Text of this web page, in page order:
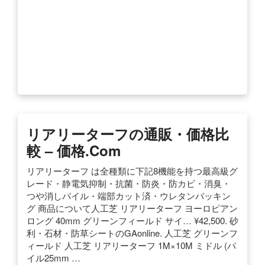
リアリーターフの通販・価格比
較 – 価格.com
リアリーターフ は全種類に下記8機能を持つ最高級グ
レード・静電気抑制・抗菌・防炎・防カビ・消臭・
つや消しパイル・端部カット済・ウレタンバッキン
グ 商品について人工芝 リアリーターフ ヨーロピアン
ロング 40mm グリーンフィールド サイ… ¥42,500. 砂
利・石材・防草シートのGAonline. 人工芝 グリーンフ
ィールド 人工芝 リアリーターフ 1M×10M ミドル (パ
イル25mm …